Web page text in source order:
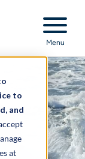
to
and
at
Menu